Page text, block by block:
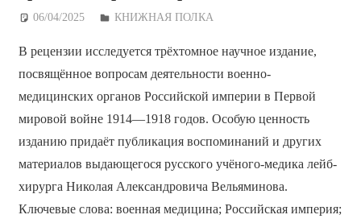
06/04/2025 Дежурный по Редакции
КНИЖНАЯ ПОЛКА
В рецензии исследуется трёхтомное научное издание,
посвящённое вопросам деятельности военно-
медицинских органов Российской империи в Первой
мировой войне 1914—1918 годов. Особую ценность
изданию придаёт публикация воспоминаний и других
материалов выдающегося русского учёного-медика лейб-
хирурга Николая Александровича Вельяминова.
Ключевые слова: военная медицина; Российская империя;